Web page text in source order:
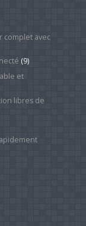
complet avec
(9)
et
libres de